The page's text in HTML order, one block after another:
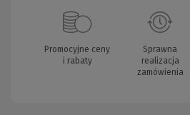
Promocyjne ceny
i rabaty
Sprawna
realizacja
zamówienia